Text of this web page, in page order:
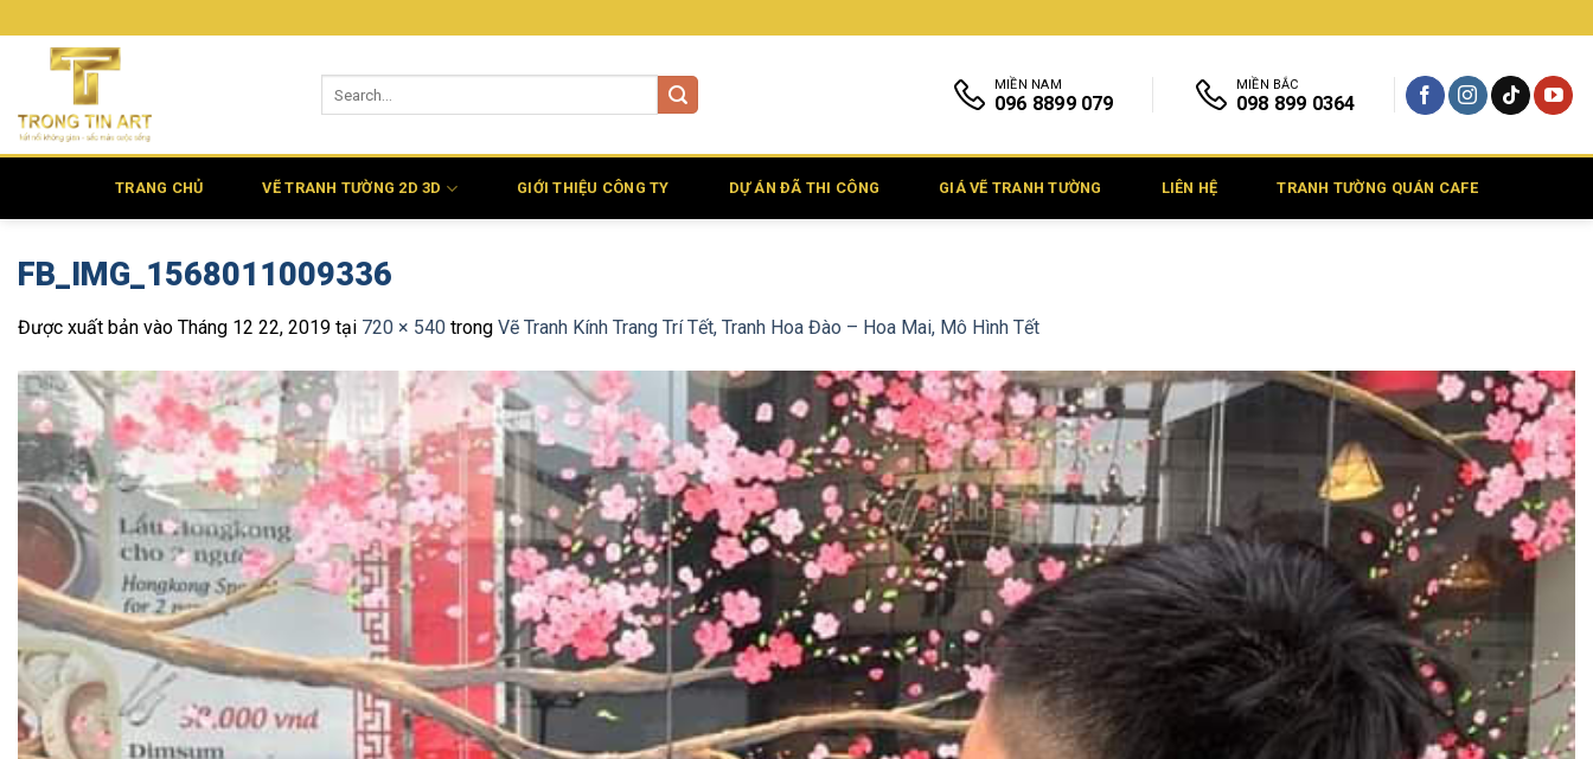
qua
MIỀN NAM
096 8899 079
MIỀN BẮC
098 899 0364
TRANG CHỦ VẼ TRANH TƯỜNG 2D 3D GIỚI THIỆU CÔNG TY DỰ ÁN ĐÃ THI CÔNG GIÁ VẼ TRANH TƯỜNG LIÊN HỆ TRANH TƯỜNG QUÁN CAFE
FB_IMG_1568011009336
Được xuất bản vào Tháng 12 22, 2019 tại 720 × 540 trong Vẽ Tranh Kính Trang Trí Tết, Tranh Hoa Đào – Hoa Mai, Mô Hình Tết